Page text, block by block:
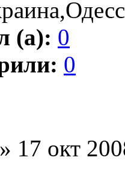
(а): 0
0
» 17 окт